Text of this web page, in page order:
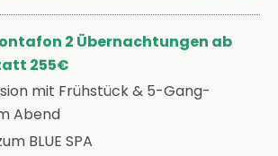
2 Übernachtungen ab
255€
mit Frühstück & 5-Gang-
Abend
BLUE SPA